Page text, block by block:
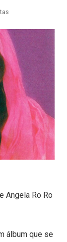
Angela Ro Ro
álbum que se